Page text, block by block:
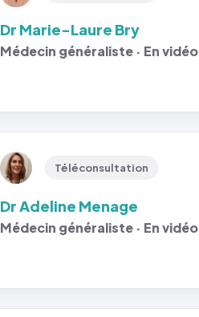
Dr Marie-Laure Bry
Médecin généraliste · En vidéo
Téléconsultation
Dr Adeline Menage
Médecin généraliste · En vidéo